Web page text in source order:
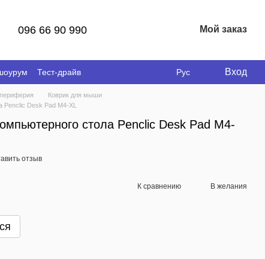
096 66 90 990 Мой заказ
Тест-драйв
Рус Вход
Коврик для мыши
Penclic Desk Pad M4-XL
стола Penclic Desk Pad M4-
отзыв
К сравнению В желания